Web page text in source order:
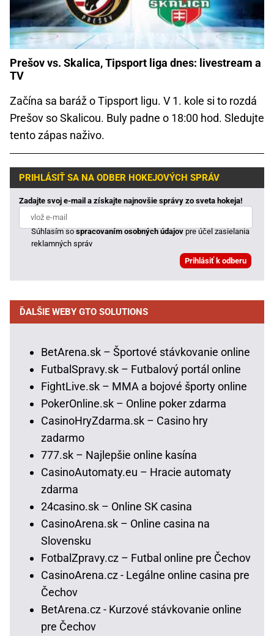
Prešov vs. Skalica, Tipsport liga dnes: livestream a
TV
Začína sa baráž o Tipsport ligu. V 1. kole si to rozdá
Prešov so Skalicou. Buly padne o 18:00 hod. Sledujte
tento zápas naživo.
PRIHLÁSIŤ SA NA ODBER HOKEJOVÝCH SPRÁV
Zadajte svoj e-mail a získajte najnovšie správy zo sveta hokeja!
Súhlasím sospracovaním osobných údajovpre účel zasielania
reklamných správ
ĎALŠIE WEBY GTO SOLUTIONS
BetArena.sk – Športové stávkovanie online
FutbalSpravy.sk – Futbalový portál online
FightLive.sk – MMA a bojové športy online
PokerOnline.sk – Online poker zdarma
CasinoHryZdarma.sk – Casino hry
zadarmo
777.sk – Najlepšie online kasína
CasinoAutomaty.eu – Hracie automaty
zdarma
24casino.sk – Online SK casina
CasinoArena.sk – Online casina na
Slovensku
FotbalZpravy.cz – Futbal online pre Čechov
CasinoArena.cz - Legálne online casina pre
Čechov
BetArena.cz - Kurzové stávkovanie online
pre Čechov